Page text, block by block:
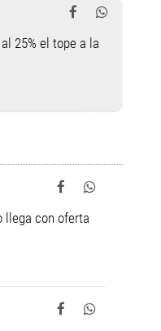
25% el tope a la
llega con oferta